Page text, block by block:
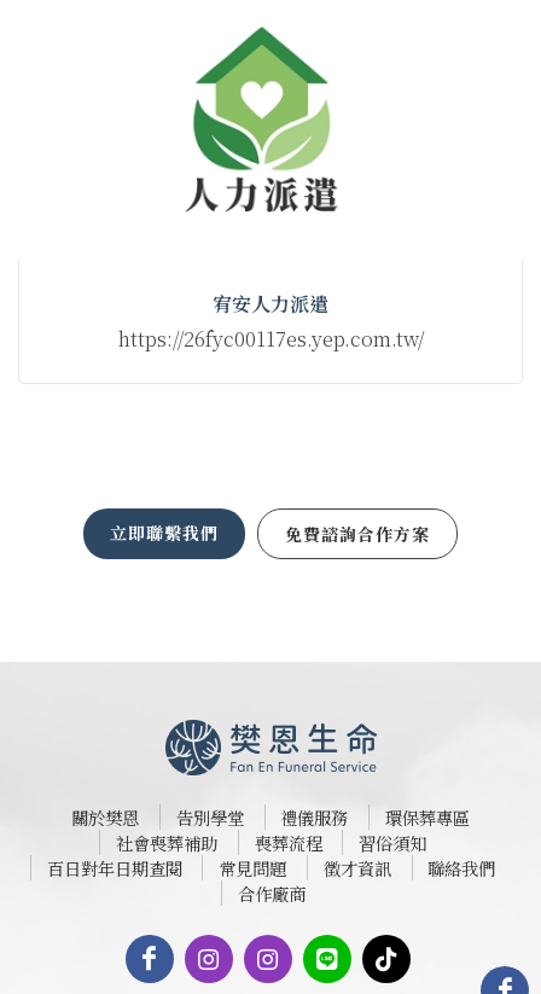
宥安人力派遣
https://26fyc00117es.yep.com.tw/
立即聯繫我們 免費諮詢合作方案
關於樊恩 告別學堂 禮儀服務
環保葬專區
社會喪葬補助
喪葬流程
習俗須知
百日對年日期查閱
常見問題 徵才資訊
聯絡我們
合作廠商